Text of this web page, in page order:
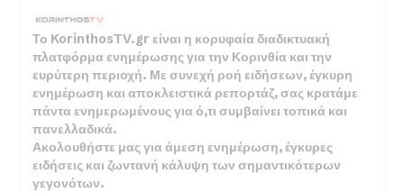
Το KorinthosTV.gr είναι η κορυφαία διαδικτυακή
πλατφόρμα ενημέρωσης για την Κορινθία και την
ευρύτερη περιοχή. Με συνεχή ροή ειδήσεων, έγκυρη
ενημέρωση και αποκλειστικά ρεπορτάζ, σας κρατάμε
πάντα ενημερωμένους για ό,τι συμβαίνει τοπικά και
πανελλαδικά.
Ακολουθήστε μας για άμεση ενημέρωση, έγκυρες
ειδήσεις και ζωντανή κάλυψη των σημαντικότερων
γεγονότων.